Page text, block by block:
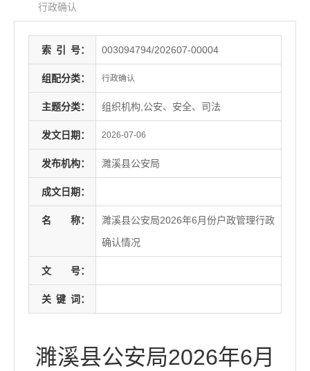
行政确认
索 引 号： 003094794/202607-00004
组配分类： 行政确认
主题分类： 组织机构,公安、安全、司法
发文日期： 2026-07-06
发布机构： 濉溪县公安局
成文日期：
名 称：
濉溪县公安局2026年6月份户政管理行政
确认情况
文 号：
关 键 词：
濉溪县公安局2026年6月